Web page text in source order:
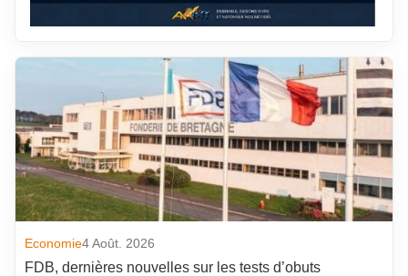
Economie4 Août. 2026
FDB, dernières nouvelles sur les tests d’obuts